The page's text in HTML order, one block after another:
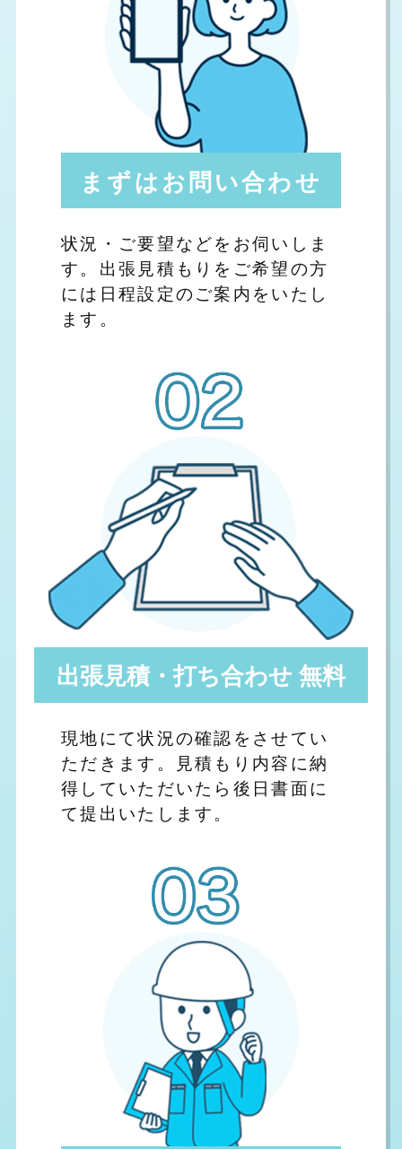
まずはお問い合わせ
状況・ご要望などをお伺いしま
す。出張見積もりをご希望の方
には日程設定のご案内をいたし
ます。
出張見積・打ち合わせ 無料
現地にて状況の確認をさせてい
ただきます。見積もり内容に納
得していただいたら後日書面に
て提出いたします。